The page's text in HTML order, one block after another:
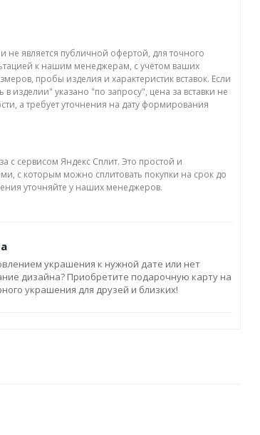
не является публичной офертой, для точного
к нашим менеджерам, с учётом ваших
пробы изделия и характеристик вставок. Если
изделии" указано "по запросу", цена за вставки не
а требует уточнения на дату формирования
с сервисом Яндекс Сплит. Это простой и
с которым можно сплитовать покупки на срок до
уточняйте у наших менеджеров.
украшения к нужной дате или нет
дизайна? Приобретите подарочную карту на
украшения для друзей и близких!